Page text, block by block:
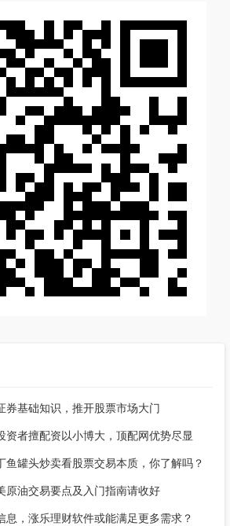
券基础知识，推开股票市场大门
资者擅配资以小博大，顶配网优势尽显
鱼罐头炒卖看股票交易本质，你了解吗？
原油交易要点及入门指南请收好
息，涨乐理财软件或能满足更多需求？